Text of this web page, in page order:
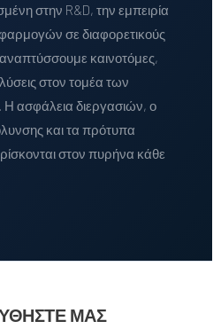
στην R&D, την εμπειρία
σε διαφορετικούς
καινοτόμες,
στον τομέα των
ασφάλεια διεργασιών, ο
και τα πρότυπα
στον πυρήνα κάθε
ΜΑΣ